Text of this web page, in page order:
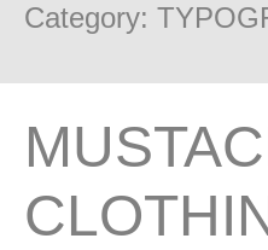
Category: